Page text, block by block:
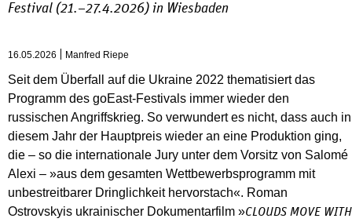
Festival (21.–27.4.2026) in Wiesbaden
16.05.2026 Manfred Riepe
Seit dem Überfall auf die Ukraine 2022 thematisiert das
Programm des goEast-Festivals immer wieder den
russischen Angriffskrieg. So verwundert es nicht, dass auch in
diesem Jahr der Hauptpreis wieder an eine Produktion ging,
die – so die internationale Jury unter dem Vorsitz von Salomé
Alexi – »aus dem gesamten Wettbewerbsprogramm mit
unbestreitbarer Dringlichkeit hervorstach«. Roman
Ostrovskyis ukrainischer Dokumentarfilm »CLOUDS MOVE WITH